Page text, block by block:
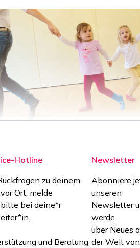
Hotline
zu deinem
Ort, melde
bei deine*r
und Beratung
Newsletter
Abonniere
unseren
Newsletter
werde
über Neues
der Welt von